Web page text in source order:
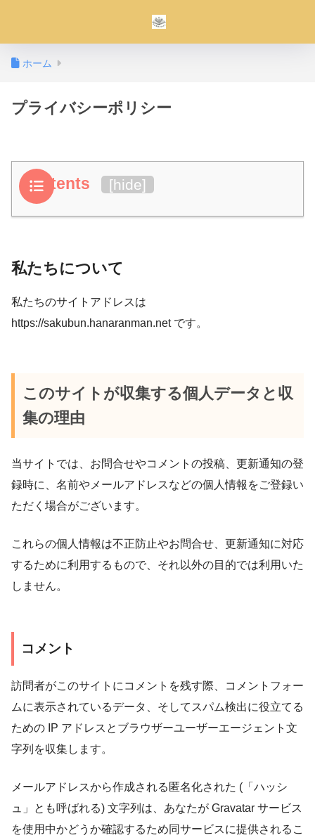
ホーム
プライバシーポリシー
Contents [hide]
私たちについて
私たちのサイトアドレスは
https://sakubun.hanaranman.net です。
このサイトが収集する個人データと収
集の理由
当サイトでは、お問合せやコメントの投稿、更新通知の登
録時に、名前やメールアドレスなどの個人情報をご登録い
ただく場合がございます。
これらの個人情報は不正防止やお問合せ、更新通知に対応
するために利用するもので、それ以外の目的では利用いた
しません。
コメント
訪問者がこのサイトにコメントを残す際、コメントフォー
ムに表示されているデータ、そしてスパム検出に役立てる
ための IP アドレスとブラウザーユーザーエージェント文
字列を収集します。
メールアドレスから作成される匿名化された (「ハッシ
ュ」とも呼ばれる) 文字列は、あなたが Gravatar サービス
を使用中かどうか確認するため同サービスに提供されるこ